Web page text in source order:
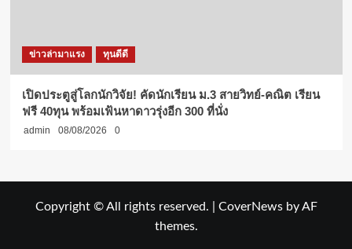
ข่าวล่ามาแรง ทุนดีดี
เปิดประตูสู่โลกนักวิจัย! คัดนักเรียน ม.3 สายวิทย์-คณิต เรียน
ฟรี 40ทุน พร้อมเฟ้นหาดาวรุ่งอีก 300 ที่นั่ง
admin 08/08/2026 0
Copyright © All rights reserved. CoverNewsby AF
themes.